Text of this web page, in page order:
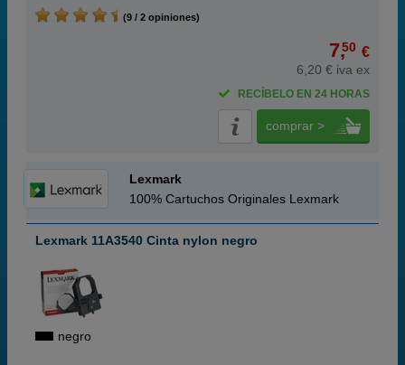
(9 / 2 opiniones)
7,50 €
6,20 € iva ex
RECÍBELO EN 24 HORAS
comprar >
Lexmark
100% Cartuchos Originales Lexmark
Lexmark 11A3540 Cinta nylon negro
negro